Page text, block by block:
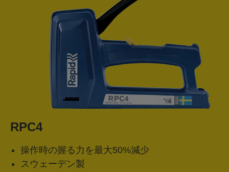
RPC4
操作時の握る力を最大50%減少
スウェーデン製